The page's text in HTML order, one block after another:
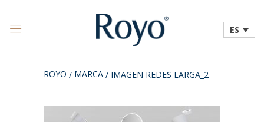
ES
ROYO / MARCA / IMAGEN REDES LARGA_2